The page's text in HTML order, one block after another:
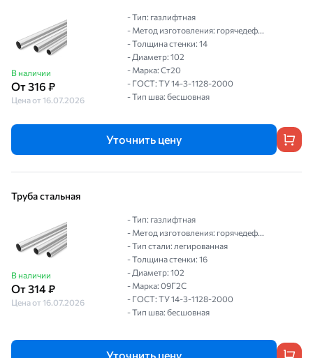
В наличии
От 316 ₽
Цена от 16.07.2026
- Тип: газлифтная
- Метод изготовления: горячедеф...
- Толщина стенки: 14
- Диаметр: 102
- Марка: Ст20
- ГОСТ: ТУ 14-3-1128-2000
- Тип шва: бесшовная
Уточнить цену
Труба стальная
В наличии
От 314 ₽
Цена от 16.07.2026
- Тип: газлифтная
- Метод изготовления: горячедеф...
- Тип стали: легированная
- Толщина стенки: 16
- Диаметр: 102
- Марка: 09Г2С
- ГОСТ: ТУ 14-3-1128-2000
- Тип шва: бесшовная
Уточнить цену